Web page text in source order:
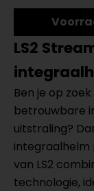
LS2
Ben je op
betrouwbare
uitstraling?
integraalhelm
van LS2
technologie,